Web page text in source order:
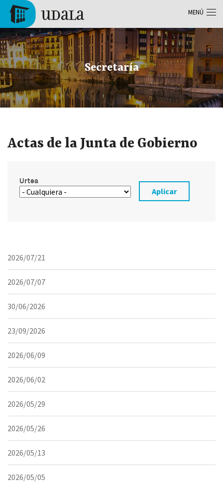
Pasar al contenido principal
Tolosa
Secretaría
Actas de la Junta de Gobierno
Urtea
Aplicar
2026/07/21
2026/07/07
30/06/2026
23/09/2026
2026/06/09
2026/06/02
2026/05/29
2026/05/26
2026/05/13
2026/05/05
MENÚ